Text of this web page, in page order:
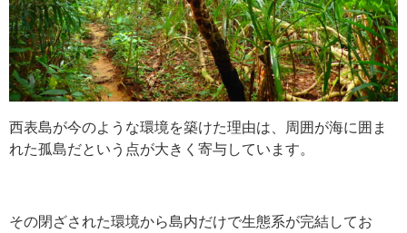
西表島が今のような環境を築けた理由は、周囲が海に囲ま
れた孤島だという点が大きく寄与しています。
その閉ざされた環境から島内だけで生態系が完結してお